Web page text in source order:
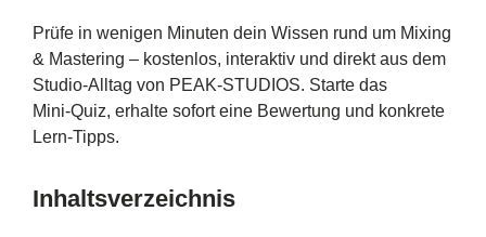
Prüfe in wenigen Minuten dein Wissen rund um Mixing
& Mastering – kostenlos, interaktiv und direkt aus dem
Studio‑Alltag von PEAK‑STUDIOS. Starte das
Mini‑Quiz, erhalte sofort eine Bewertung und konkrete
Lern‑Tipps.
Inhaltsverzeichnis